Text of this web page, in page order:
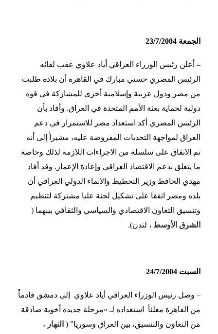
الجمعة 23/7/2004
– أعلن رئيس الوزراء العراقي أياد علاوي عقب لقائه
الرئيس المصري حسني مبارك في القاهرة أن بلاده طلبت
من مصر ودول عربية وإسلامية أخرى للمشاركة في قوة
دولية لحماية بعثة الأمم المتحدة في العراق. وأفاد بأن
الرئيس المصري أكد استعداد مصر للاستمرار في دعم
العراق لمواجهة التحديات المفروضة عليه، مشيراً إلى أنه
تم الاتفاق على سلسلة من الاجراءات اللازمة لذلك وخاصة
ما يتعلق بدعم الاقتصاد العراقي وإعادة الإعمار. وقد أفاد
مهدي الحافظ وزير التخطيط والإنماء الدولي العراقي أن
بلده ومصر اتفقا على تشكيل لجنة عليا مشتركة لتنظيم
وتنسيق التعاون الاقتصادي والسياسي والثقافي بينهما (
الشرق الأوسط ، لندن).
السبت 24/7/2004
– وصل رئيس الوزراء العراقي أياد علاوي إلى دمشق قادماً
من القاهرة معلناً استعداده لـ «مرحلة جديدة أخوية صادقة
من التعاون والتنسيق، بين العراق وسوريا” ( النهار ،